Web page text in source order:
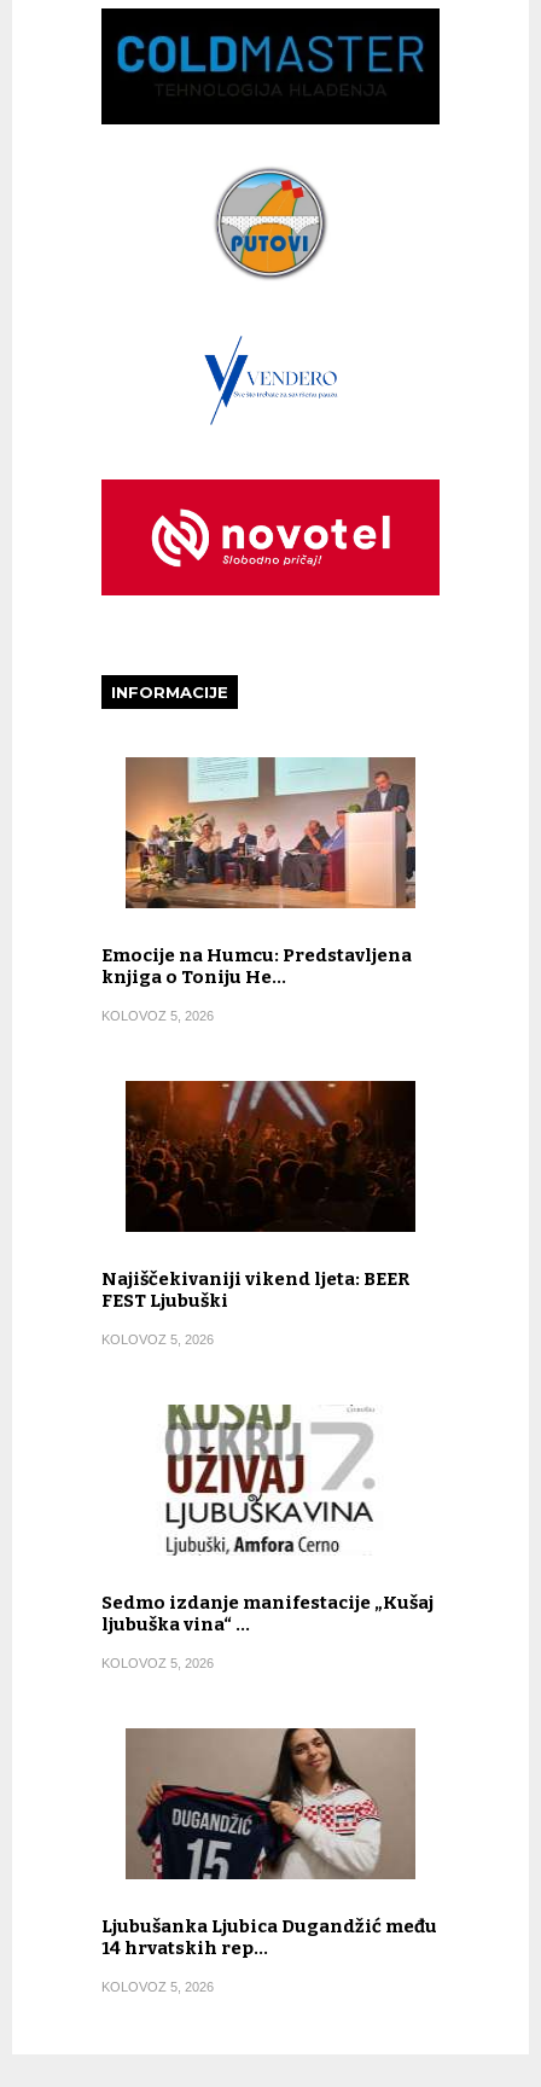
INFORMACIJE
Emocije na Humcu: Predstavljena
knjiga o Toniju He…
KOLOVOZ 5, 2026
Najiščekivaniji vikend ljeta: BEER
FEST Ljubuški
KOLOVOZ 5, 2026
Sedmo izdanje manifestacije „Kušaj
ljubuška vina“ …
KOLOVOZ 5, 2026
Ljubušanka Ljubica Dugandžić među
14 hrvatskih rep…
KOLOVOZ 5, 2026